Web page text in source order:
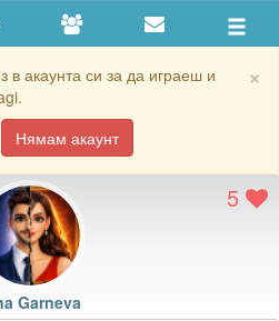
×
акаунта си за да играеш и
Нямам акаунт
5
Garneva